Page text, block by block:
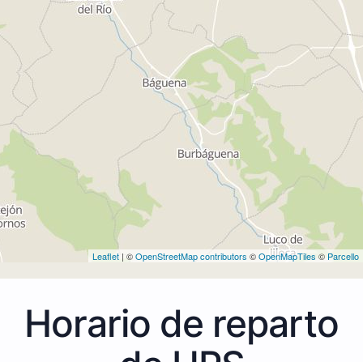
Leaflet | ©OpenStreetMap contributors ©OpenMapTiles © Parcello
Horario de reparto